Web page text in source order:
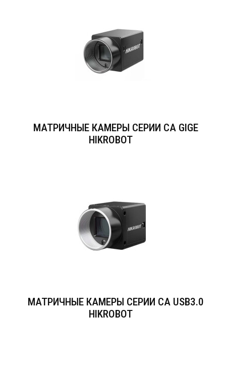
МАТРИЧНЫЕ КАМЕРЫ СЕРИИ CA GIGE
HIKROBOT
МАТРИЧНЫЕ КАМЕРЫ СЕРИИ CA USB3.0
HIKROBOT